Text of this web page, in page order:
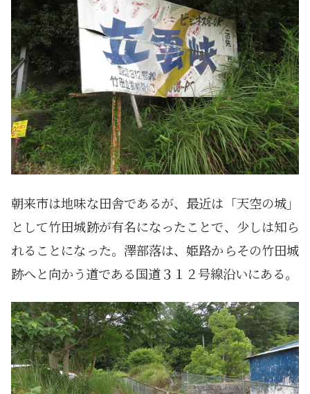
朝来市は地味な田舎であるが、最近は「天空の城」
として竹田城跡が有名になったことで、少しは知ら
れることになった。澤部落は、姫路からその竹田城
跡へと向かう道である国道３１２号線沿いにある。